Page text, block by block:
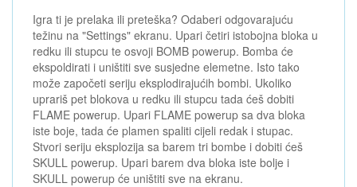
Igra ti je prelaka ili preteška? Odaberi odgovarajuću
težinu na "Settings" ekranu. Upari četiri istobojna bloka u
redku ili stupcu te osvoji BOMB powerup. Bomba će
ekspoldirati i uništiti sve susjedne elemetne. Isto tako
može započeti seriju eksplodirajućih bombi. Ukoliko
uprariš pet blokova u redku ili stupcu tada ćeš dobiti
FLAME powerup. Upari FLAME powerup sa dva bloka
iste boje, tada će plamen spaliti cijeli redak i stupac.
Stvori seriju eksplozija sa barem tri bombe i dobiti ćeš
SKULL powerup. Upari barem dva bloka iste bolje i
SKULL powerup će uništiti sve na ekranu.